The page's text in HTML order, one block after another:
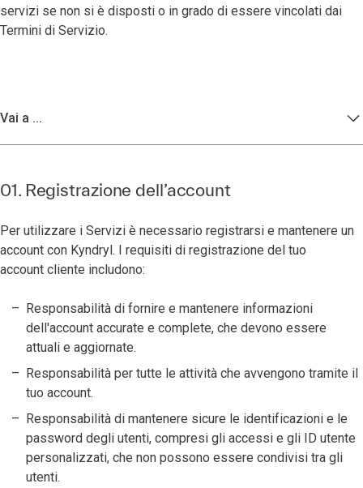
servizi se non si è disposti o in grado di essere vincolati dai
Termini di Servizio.
Vai a ...
01. Registrazione dell’account
Per utilizzare i Servizi è necessario registrarsi e mantenere un
account con Kyndryl. I requisiti di registrazione del tuo
account cliente includono:
Responsabilità di fornire e mantenere informazioni
dell'account accurate e complete, che devono essere
attuali e aggiornate.
Responsabilità per tutte le attività che avvengono tramite il
tuo account.
Responsabilità di mantenere sicure le identificazioni e le
password degli utenti, compresi gli accessi e gli ID utente
personalizzati, che non possono essere condivisi tra gli
utenti.